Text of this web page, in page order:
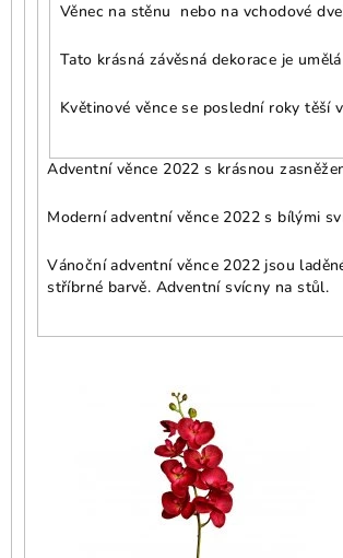
Věnec na stěnu nebo na vchodové
Tato krásná závěsná dekorace je
Květinové věnce se poslední roky těší
Adventní věnce 2022 s krásnou
Moderní adventní věnce 2022 s bílými
Vánoční adventní věnce 2022 jsou
stříbrné barvě. Adventní svícny na stůl.